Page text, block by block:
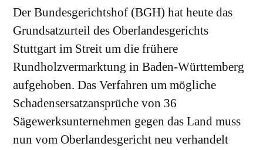
Der Bundesgerichtshof (BGH) hat heute das
Grundsatzurteil des Oberlandesgerichts
Stuttgart im Streit um die frühere
Rundholzvermarktung in Baden-Württemberg
aufgehoben. Das Verfahren um mögliche
Schadensersatzansprüche von 36
Sägewerksunternehmen gegen das Land muss
nun vom Oberlandesgericht neu verhandelt